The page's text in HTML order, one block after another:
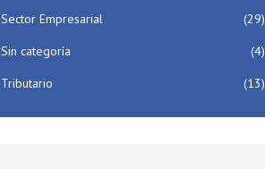
Sector Empresarial
(29)
Sin categoría
(4)
Tributario
(13)